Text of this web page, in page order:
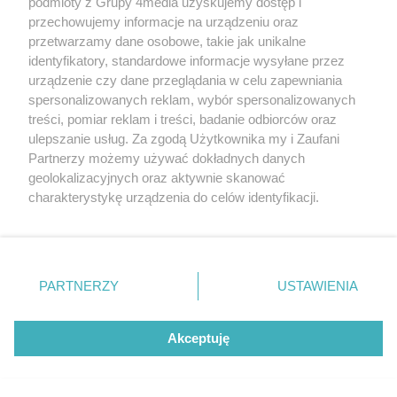
Święto Żelaza i Stali w Chlewiskach
(zdjęcia)
Data dodania galerii:
03.08.2026
przechowujemy informacje na urządzeniu oraz
przetwarzamy dane osobowe, takie jak unikalne
identyfikatory, standardowe informacje wysyłane przez
urządzenie czy dane przeglądania w celu zapewniania
spersonalizowanych reklam, wybór spersonalizowanych
treści, pomiar reklam i treści, badanie odbiorców oraz
ulepszanie usług. Za zgodą Użytkownika my i Zaufani
Partnerzy możemy używać dokładnych danych
geolokalizacyjnych oraz aktywnie skanować
charakterystykę urządzenia do celów identyfikacji.
zmienić/wycofać klikając przycisk ustawień prywatności
znajdujący się w lewym dolnym rogu strony
. Niektóre
użytkownika, ale masz prawo sprzeciwić się takiemu
przetwarzaniu. Preferencje będą miały zastosowania tylko
PARTNERZY USTAWIENIA
Akceptuję